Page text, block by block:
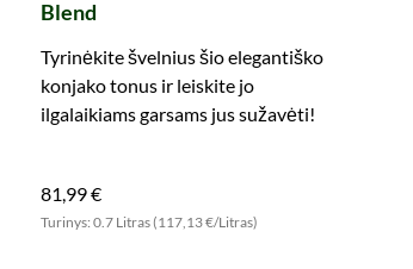
Blend
Tyrinėkite švelnius šio elegantiško
konjako tonus ir leiskite jo
ilgalaikiams garsams jus sužavėti!
81,99 €
Turinys: 0.7 Litras (117,13 €/Litras)